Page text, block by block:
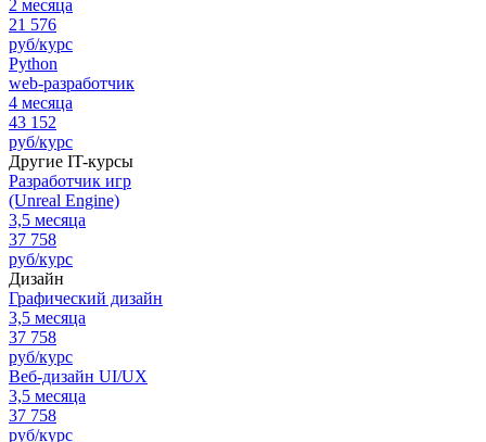
2 месяца
21 576
руб/курс
Python
web-разработчик
4 месяца
43 152
руб/курс
Другие IT-курсы
Разработчик игр
(Unreal Engine)
3,5 месяца
37 758
руб/курс
Дизайн
Графический дизайн
3,5 месяца
37 758
руб/курс
Веб-дизайн UI/UX
3,5 месяца
37 758
руб/курс